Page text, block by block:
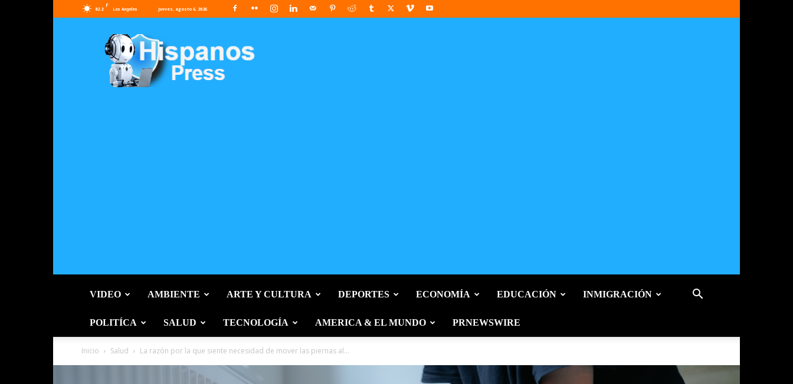
82.2
F
Los Angeles jueves, agosto 6, 2026
Press
VIDEO AMBIENTE ARTE Y CULTURA DEPORTES ECONOMÍA EDUCACIÓN INMIGRACIÓN
POLITÍCA SALUD TECNOLOGÍA AMERICA & EL MUNDO PRNEWSWIRE
Inicio Salud La razón por la que siente necesidad de mover las piernas al...